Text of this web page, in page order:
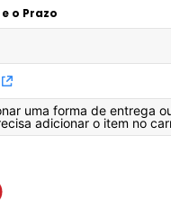
o Prazo
uma forma de entrega
adicionar o item no